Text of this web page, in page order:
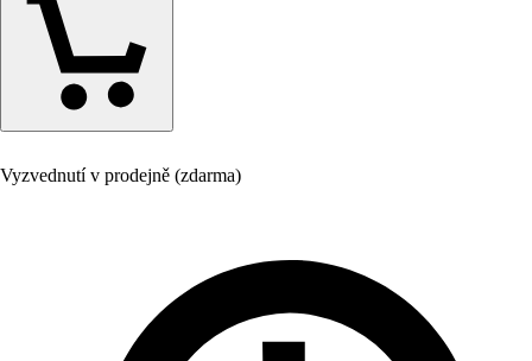
Vyzvednutí v prodejně (zdarma)